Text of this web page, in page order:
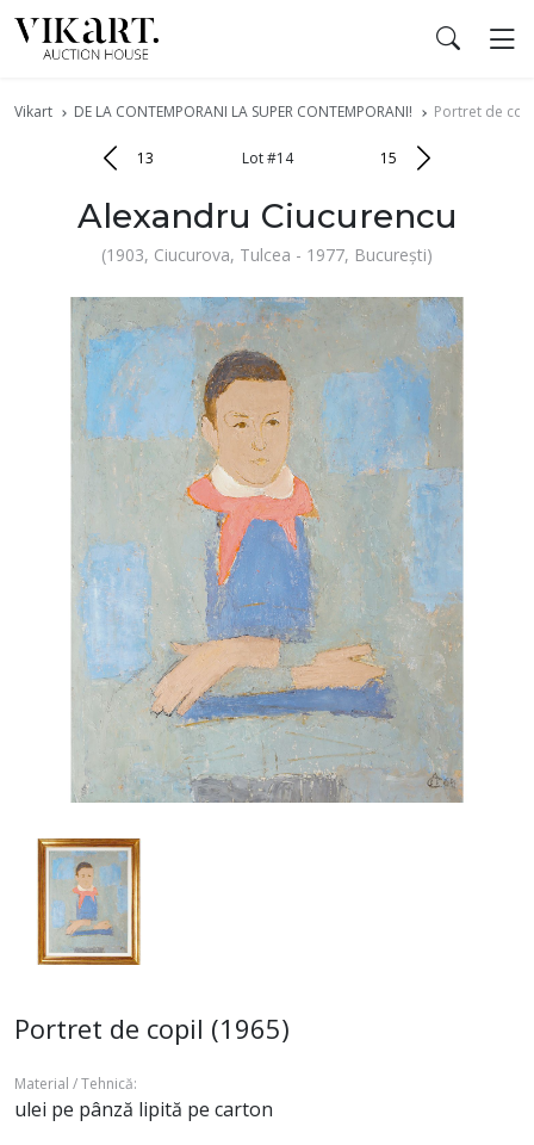
Vikart DE LA CONTEMPORANI LA SUPER CONTEMPORANI! Portret de
13 Lot #14 15
Alexandru Ciucurencu
(1903, Ciucurova, Tulcea - 1977, București)
Portret de copil (1965)
Material / Tehnică:
ulei pe pânză lipită pe carton